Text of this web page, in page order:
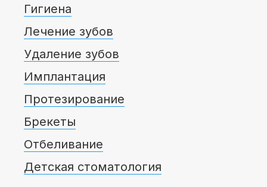
Гигиена
Лечение зубов
Удаление зубов
Имплантация
Протезирование
Брекеты
Отбеливание
Детская стоматология